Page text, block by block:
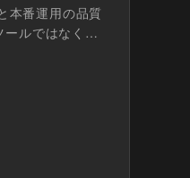
本番運用の品質
ルではなく、